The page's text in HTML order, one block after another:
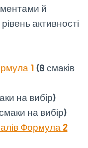
й
активності
1 (8 смаків
на вибір)
на вибір)
Формула 2